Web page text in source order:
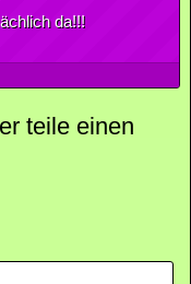
da!!!
teile einen